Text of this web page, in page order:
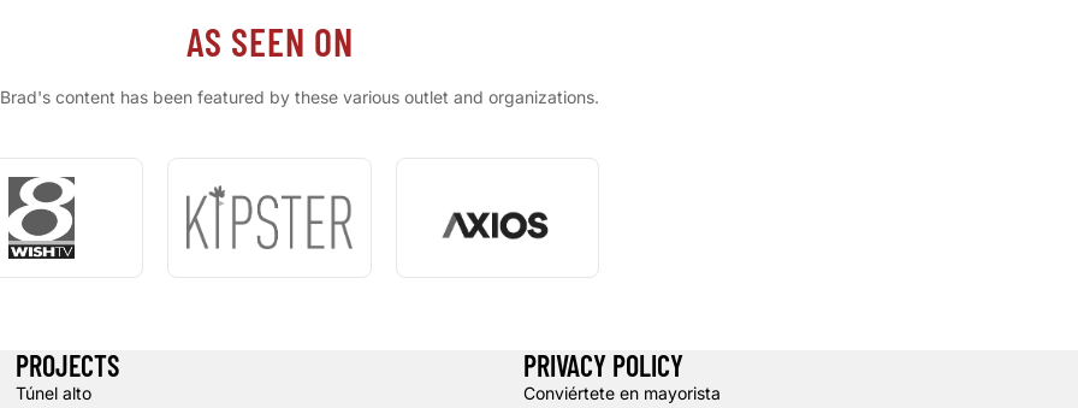
AS SEEN ON
content has been featured by these various outlet and organizations.
PROJECTS
Túnel alto
PRIVACY POLICY
Conviértete en mayorista